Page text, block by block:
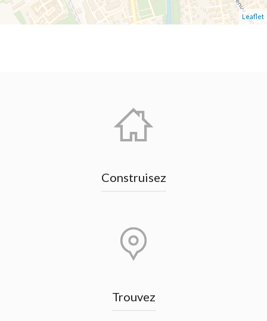
Leaflet
Construisez
Trouvez